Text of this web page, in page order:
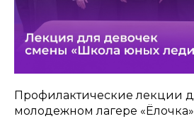
Профилактические лекции
молодежном лагере